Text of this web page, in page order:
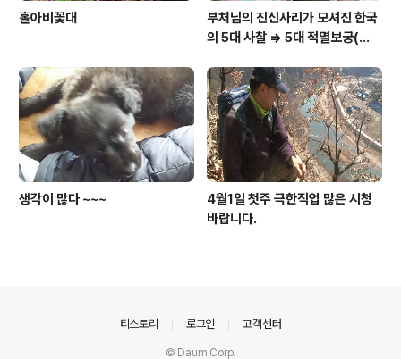
홀아비꽃대
부처님의 진신사리가 모셔진 한국
의 5대 사찰 => 5대 적멸보궁(寂
생각이 많다 ~~~
4월1일 첫주 극한직업 많은 시청
바랍니다.
티스토리 로그인 고객센터
© Daum Corp.